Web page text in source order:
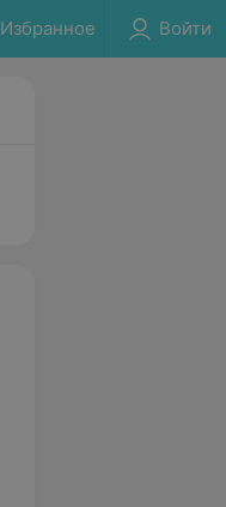
Избранное Войти